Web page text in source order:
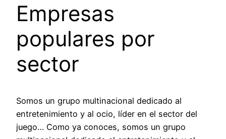
Empresas
populares por
sector
Somos un grupo multinacional dedicado al
entretenimiento y al ocio, líder en el sector del
juego… Como ya conoces, somos un grupo